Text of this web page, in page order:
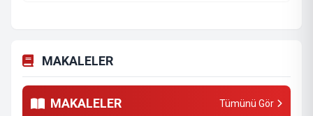
MAKALELER
MAKALELER Tümünü Gör